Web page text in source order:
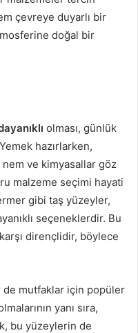
çevreye duyarlı bir
doğal bir
olması, günlük
hazırlarken,
nem ve kimyasallar göz
malzeme seçimi hayati
gibi taş yüzeyler,
seçeneklerdir. Bu
dirençlidir, böylece
de mutfaklar için popüler
yanı sıra,
bu yüzeylerin de